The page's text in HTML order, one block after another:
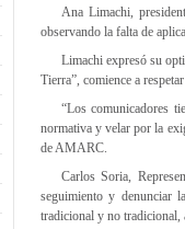
Ana Limachi,
observando la falta de
Limachi expresó su
Tierra”, comience a
“Los comunicadores
normativa y velar por la
de AMARC.
Carlos Soria,
seguimiento y denunciar
tradicional y no tradicional,